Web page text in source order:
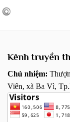
Kênh truyền
Chủ nhiệm:
Viên, xã Ba Vì,